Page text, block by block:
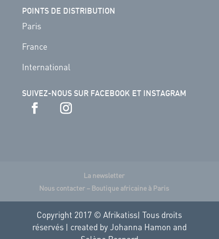
POINTS DE DISTRIBUTION
Paris
France
International
SUIVEZ-NOUS SUR FACEBOOK ET INSTAGRAM
La newsletter
Nous contacter – Boutique africaine à Paris
Copyright 2017 © Afrikatiss| Tous droits
réservés | created by Johanna Hamon and